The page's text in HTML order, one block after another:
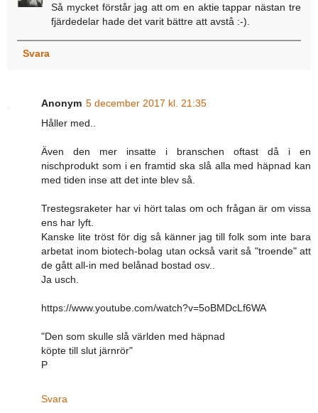
Så mycket förstår jag att om en aktie tappar nästan tre
fjärdedelar hade det varit bättre att avstå :-).
Svara
Anonym 5 december 2017 kl. 21:35
Håller med..
Även den mer insatte i branschen oftast då i en
nischprodukt som i en framtid ska slå alla med häpnad kan
med tiden inse att det inte blev så.
Trestegsraketer har vi hört talas om och frågan är om vissa
ens har lyft.
Kanske lite tröst för dig så känner jag till folk som inte bara
arbetat inom biotech-bolag utan också varit så "troende" att
de gått all-in med belånad bostad osv..
Ja usch.
https://www.youtube.com/watch?v=5oBMDcLf6WA
"Den som skulle slå världen med häpnad
köpte till slut järnrör"
P
Svara